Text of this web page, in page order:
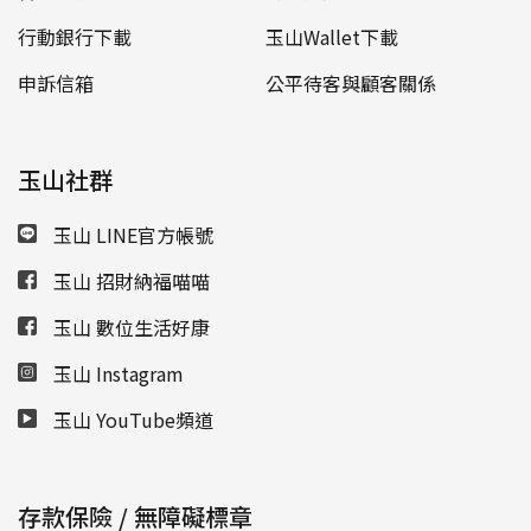
行動銀行下載
玉山Wallet下載
申訴信箱
公平待客與顧客關係
玉山社群
玉山 LINE官方帳號
玉山 招財納福喵喵
玉山 數位生活好康
玉山 Instagram
玉山 YouTube頻道
存款保險 / 無障礙標章